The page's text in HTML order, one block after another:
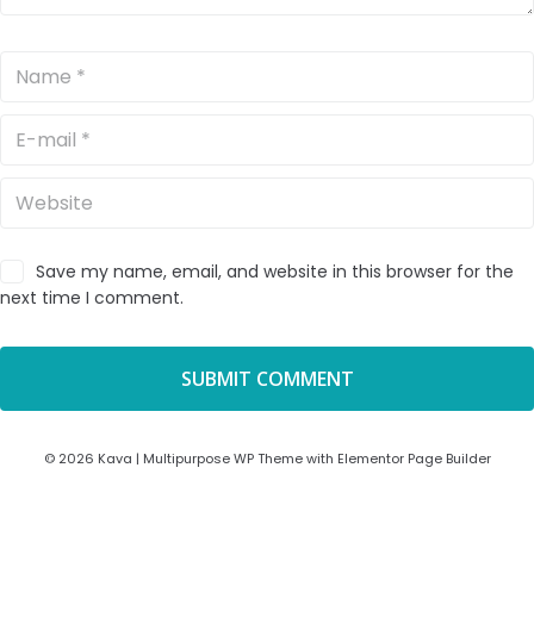
Save my name, email, and website in this browser for the
next time I comment.
© 2026 Kava | Multipurpose WP Theme with Elementor Page Builder